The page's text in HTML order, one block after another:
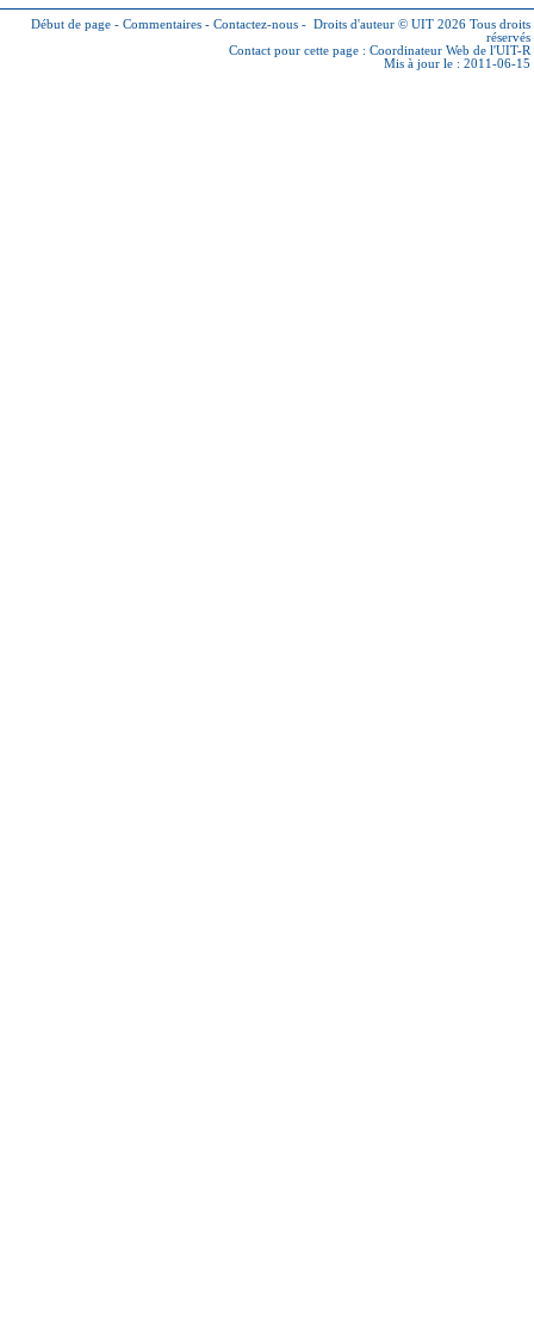
Début de page - Commentaires - Contactez-nous - Droits d'auteur © UIT 2026 Tous droits
réservés
Contact pour cette page : Coordinateur Web de l'UIT-R
Mis à jour le : 2011-06-15